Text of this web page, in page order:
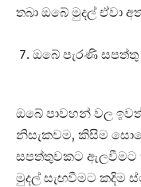
තබා ඔබේ මුදල් ඒවා
ඔබේ පැරණි
ඔබේ පාවහන් වල
නිසැකවම, කිසිම
සපත්තුවකට ඇලවීමට
මුදල් සැඟවීමට කදිම